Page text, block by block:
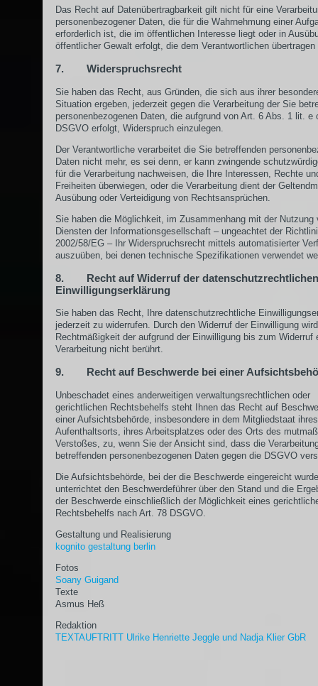
Das Recht auf Datenübertragbarkeit gilt nicht für eine
personenbezogener Daten, die für die Wahrnehmung einer
erforderlich ist, die im öffentlichen Interesse liegt oder in
öffentlicher Gewalt erfolgt, die dem Verantwortlichen übertragen
7. Widerspruchsrecht
Sie haben das Recht, aus Gründen, die sich aus ihrer
Situation ergeben, jederzeit gegen die Verarbeitung der Sie
personenbezogenen Daten, die aufgrund von Art. 6 Abs. 1 lit. e
DSGVO erfolgt, Widerspruch einzulegen.
Der Verantwortliche verarbeitet die Sie betreffenden
Daten nicht mehr, es sei denn, er kann zwingende
für die Verarbeitung nachweisen, die Ihre Interessen, Rechte
Freiheiten überwiegen, oder die Verarbeitung dient der
Ausübung oder Verteidigung von Rechtsansprüchen.
Sie haben die Möglichkeit, im Zusammenhang mit der Nutzung
Diensten der Informationsgesellschaft – ungeachtet der
2002/58/EG – Ihr Widerspruchsrecht mittels automatisierter
auszuüben, bei denen technische Spezifikationen verwendet
8. Recht auf Widerruf der datenschutzrechtlichen
Einwilligungserklärung
Sie haben das Recht, Ihre datenschutzrechtliche
jederzeit zu widerrufen. Durch den Widerruf der Einwilligung
Rechtmäßigkeit der aufgrund der Einwilligung bis zum Widerruf
Verarbeitung nicht berührt.
9. Recht auf Beschwerde bei einer
Unbeschadet eines anderweitigen verwaltungsrechtlichen oder
gerichtlichen Rechtsbehelfs steht Ihnen das Recht auf
einer Aufsichtsbehörde, insbesondere in dem Mitgliedstaat ihres
Aufenthaltsorts, ihres Arbeitsplatzes oder des Orts des
Verstoßes, zu, wenn Sie der Ansicht sind, dass die
betreffenden personenbezogenen Daten gegen die DSGVO
Die Aufsichtsbehörde, bei der die Beschwerde eingereicht
unterrichtet den Beschwerdeführer über den Stand und die
der Beschwerde einschließlich der Möglichkeit eines
Rechtsbehelfs nach Art. 78 DSGVO.
Gestaltung und Realisierung
kognito gestaltung berlin
Fotos
Soany Guigand
Texte
Asmus Heß
Redaktion
TEXTAUFTRITT Ulrike Henriette Jeggle und Nadja Klier GbR